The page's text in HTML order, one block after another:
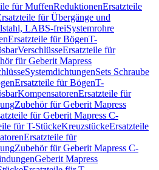
für MuffenReduktionenErsatzteile
für Übergänge und
LABS-freiSystemrohre
Ersatzteile für BögenT-
VerschlüsseErsatzteile für
für Geberit Mapress
SystemdichtungenSets Schraube
Ersatzteile für BögenT-
KompensatorenErsatzteile für
Zubehör für Geberit Mapress
für Geberit Mapress C-
für T-StückeKreuzstückeErsatzteile
Ersatzteile für
Zubehör für Geberit Mapress C-
Geberit Mapress